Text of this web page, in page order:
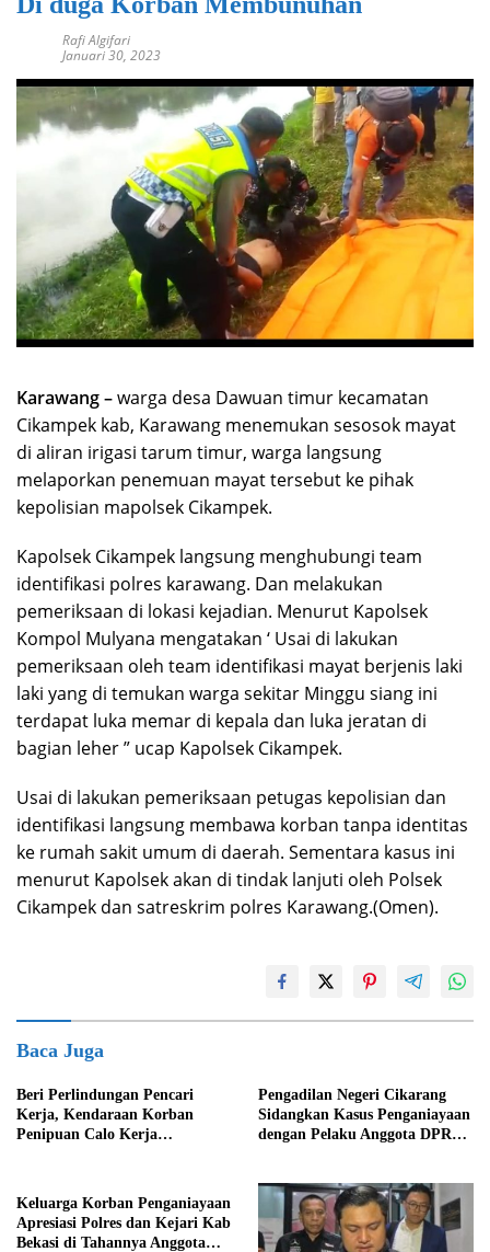
Rafi Algifari
Januari 30, 2023
Karawang –warga desa Dawuan timur kecamatan
Cikampek kab, Karawang menemukan sesosok mayat
di aliran irigasi tarum timur, warga langsung
melaporkan penemuan mayat tersebut ke pihak
kepolisian mapolsek Cikampek.
Kapolsek Cikampek langsung menghubungi team
identifikasi polres karawang. Dan melakukan
pemeriksaan di lokasi kejadian. Menurut Kapolsek
Kompol Mulyana mengatakan ‘ Usai di lakukan
pemeriksaan oleh team identifikasi mayat berjenis laki
laki yang di temukan warga sekitar Minggu siang ini
terdapat luka memar di kepala dan luka jeratan di
bagian leher ” ucap Kapolsek Cikampek.
Usai di lakukan pemeriksaan petugas kepolisian dan
identifikasi langsung membawa korban tanpa identitas
ke rumah sakit umum di daerah. Sementara kasus ini
menurut Kapolsek akan di tindak lanjuti oleh Polsek
Cikampek dan satreskrim polres Karawang.(Omen).
Baca Juga
Beri Perlindungan Pencari
Kerja, Kendaraan Korban
Penipuan Calo Kerja
Pengadilan Negeri Cikarang
Sidangkan Kasus Penganiayaan
dengan Pelaku Anggota DPRD
Keluarga Korban Penganiayaan
Apresiasi Polres dan Kejari Kab
Bekasi di Tahannya Anggota